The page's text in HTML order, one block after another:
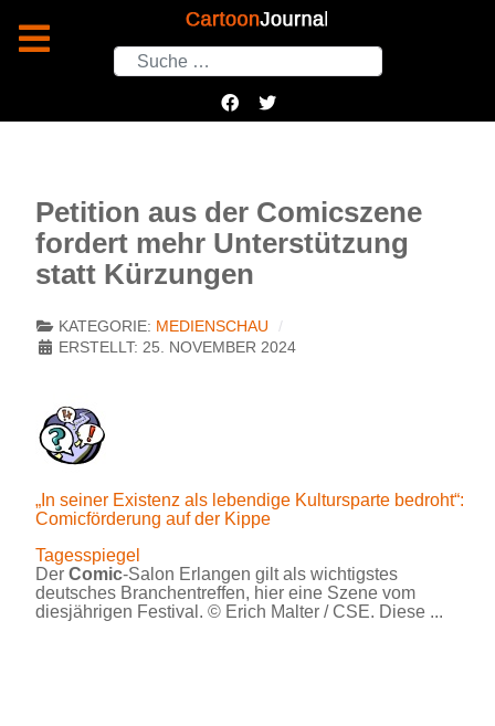
Suchen
Petition aus der Comicszene
fordert mehr Unterstützung
statt Kürzungen
KATEGORIE: MEDIENSCHAU
ERSTELLT: 25. NOVEMBER 2024
„In seiner Existenz als lebendige Kultursparte bedroht“:
Comicförderung auf der Kippe
Tagesspiegel
Der Comic-Salon Erlangen gilt als wichtigstes
deutsches Branchentreffen, hier eine Szene vom
diesjährigen Festival. © Erich Malter / CSE. Diese ...